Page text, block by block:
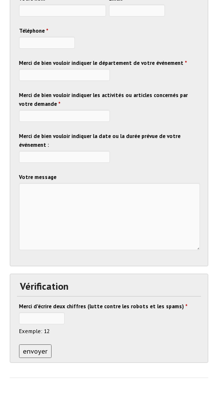
Téléphone *
Merci de bien vouloir indiquer le département de votre événement *
Merci de bien vouloir indiquer les activités ou articles concernés par
votre demande *
Merci de bien vouloir indiquer la date ou la durée prévue de votre
événement :
Votre message
Vérification
Merci d'écrire deux chiffres (lutte contre les robots et les spams) *
Exemple: 12